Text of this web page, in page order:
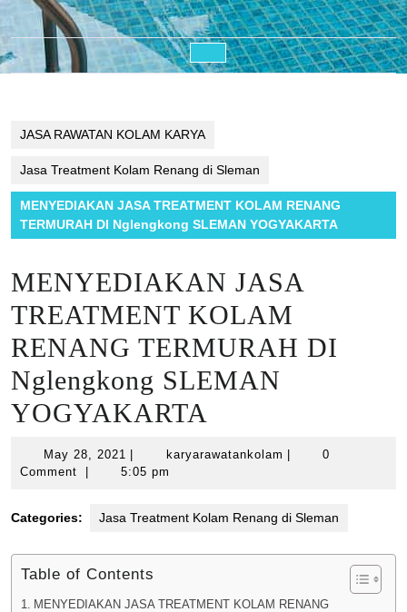
Open
JASA RAWATAN KOLAM KARYA
Jasa Treatment Kolam Renang di Sleman
MENYEDIAKAN JASA TREATMENT KOLAM RENANG
TERMURAH DI Nglengkong SLEMAN YOGYAKARTA
MENYEDIAKAN JASA
TREATMENT KOLAM
RENANG TERMURAH DI
Nglengkong SLEMAN
YOGYAKARTA
May 28, 2021 May
28,
karyarawatankolam karyarawatankolam
0
Comment
5:05 pm
Categories: Jasa Treatment Kolam Renang di Sleman
Table of Contents
MENYEDIAKAN JASA TREATMENT KOLAM RENANG